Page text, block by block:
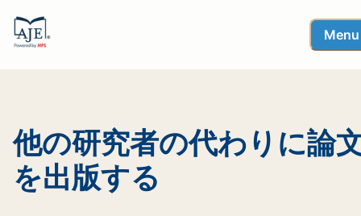
Menu
他の研究者の代わりに論
を出版する